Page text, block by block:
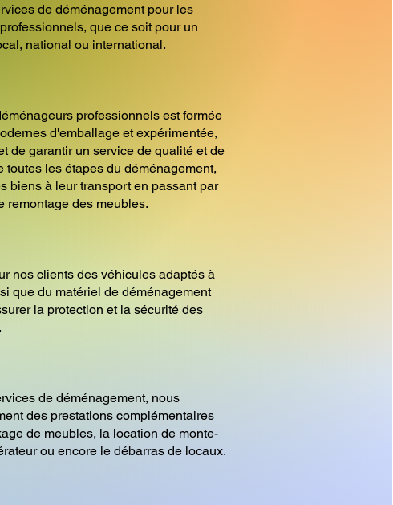
de déménagement pour les
que ce soit pour un
national ou international.
professionnels est formée
d'emballage et expérimentée,
de garantir un service de qualité et de
toutes les étapes du déménagement,
biens à leur transport en passant par
remontage des meubles.
nos clients des véhicules adaptés à
que du matériel de déménagement
la protection et la sécurité des
de déménagement, nous
des prestations complémentaires
de meubles, la location de monte-
ou encore le débarras de locaux.